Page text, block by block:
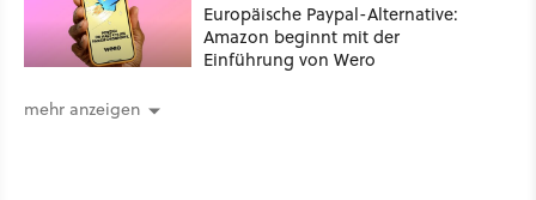
Europäische Paypal-Alternative:
Amazon beginnt mit der
Einführung von Wero
mehr anzeigen